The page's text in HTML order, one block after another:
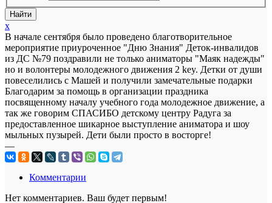
x
В начале сентября было проведено благотворительное
мероприятие приуроченное "Дню Знания" Деток-инвалидов
из ДС №79 поздравили не только аниматоры "Маяк надежды"
но и волонтеры молодежного движения 2 key. Детки от души
повеселились с Машей и получили замечательные подарки
Благодарим за помощь в организации праздника
посвященному началу учебного года молодежное движение, а
так же говорим СПАСИБО детскому центру Радуга за
предоставленное шикарное выступление аниматора и шоу
мыльных пузырей. Дети были просто в восторге!
—
Комментарии
Нет комментариев. Ваш будет первым!